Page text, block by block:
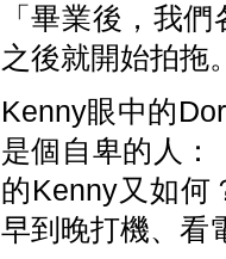
「畢業後，我
之後就開始拍拖
Kenny眼中的
是個自卑的人：
的Kenny又如何
早到晚打機、看